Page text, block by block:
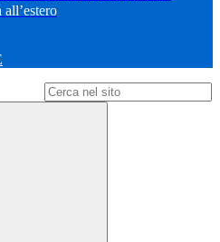
all’estero